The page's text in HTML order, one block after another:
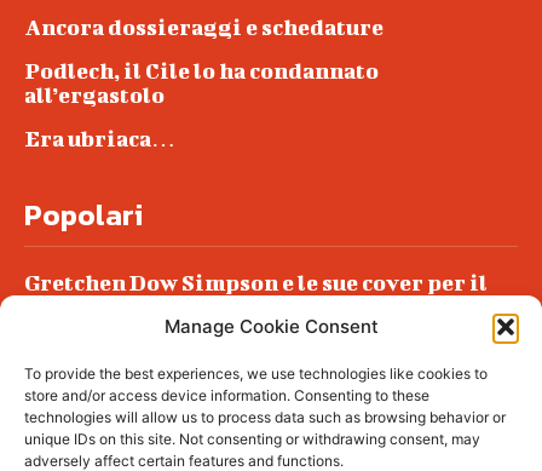
Manage Cookie Consent
To provide the best experiences, we use technologies like cookies to
store and/or access device information. Consenting to these
technologies will allow us to process data such as browsing behavior or
unique IDs on this site. Not consenting or withdrawing consent, may
adversely affect certain features and functions.
Ancora dossieraggi e schedature
Podlech, il Cile lo ha condannato
all’ergastolo
Era ubriaca…
Popolari
Gretchen Dow Simpson e le sue cover per il
Podlech, il Cile lo ha condannato
all’ergastolo
Era ubriaca…